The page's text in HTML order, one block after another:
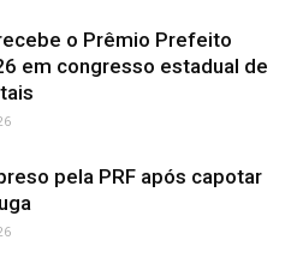
o Prêmio Prefeito
em congresso estadual de
pela PRF após capotar